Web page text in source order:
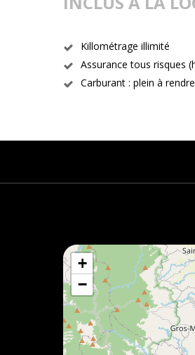
Killométrage illimité
Assurance tous risques
Carburant : plein à
+
−